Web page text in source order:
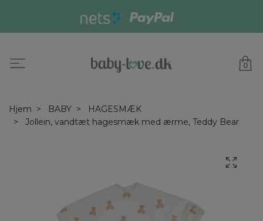
0
Hjem BABY
HAGESMÆK
Jollein, vandtæt hagesmæk med ærme, Teddy Bear